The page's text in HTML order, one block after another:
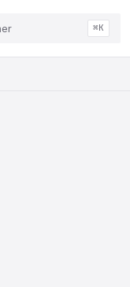
intelligence artificielle
⌘K